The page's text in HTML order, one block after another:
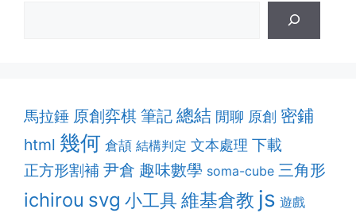
馬拉錘 原創弈棋 筆記 總結 閒聊 原創 密鋪
html 幾何 倉頡 結構判定 文本處理 下載
正方形割補 尹倉 趣味數學 soma-cube 三角形
ichirou svg 小工具 維基倉教 js 遊戲